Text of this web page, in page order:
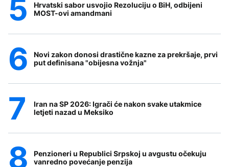
Hrvatski sabor usvojio Rezoluciju o BiH, odbijeni
MOST-ovi amandmani
Novi zakon donosi drastične kazne za prekršaje, prvi
put definisana "obijesna vožnja"
Iran na SP 2026: Igrači će nakon svake utakmice
letjeti nazad u Meksiko
Penzioneri u Republici Srpskoj u avgustu očekuju
vanredno povećanje penzija